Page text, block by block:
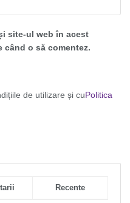
site-ul web în acest
când o să comentez.
de utilizare și cuPolitica
Recente